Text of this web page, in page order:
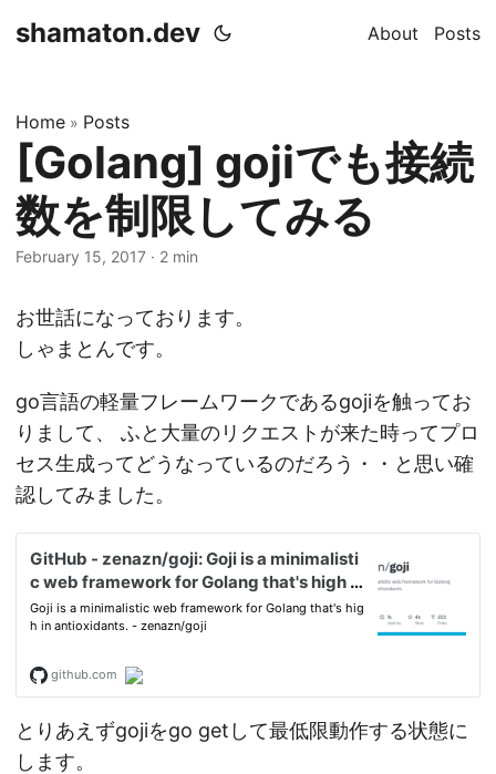
shamaton.dev About Posts
Home » Posts
[Golang] gojiでも接続
数を制限してみる
February 15, 2017 · 2 min
お世話になっております。
しゃまとんです。
go言語の軽量フレームワークであるgojiを触ってお
りまして、 ふと大量のリクエストが来た時ってプロ
セス生成ってどうなっているのだろう・・と思い確
認してみました。
とりあえずgojiをgo getして最低限動作する状態に
します。